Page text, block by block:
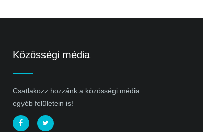
Közösségi média
Csatlakozz hozzánk a közösségi média
egyéb felületein is!